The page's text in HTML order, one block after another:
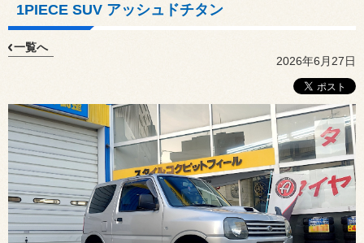
1PIECE SUV アッシュドチタン
一覧へ
2026年6月27日